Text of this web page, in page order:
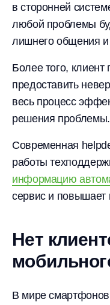
в сторонней
любой проблемы
лишнего общения
Более того,
предоставить
весь процесс
решения проблемы.
Современная
работы
информацию
сервис и повышает
Нет
В мире